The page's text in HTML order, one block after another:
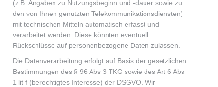
(z.B. Angaben zu Nutzungsbeginn und -dauer sowie zu
den von Ihnen genutzten Telekommunikationsdiensten)
mit technischen Mitteln automatisch erfasst und
verarbeitet werden. Diese könnten eventuell
Rückschlüsse auf personenbezogene Daten zulassen.
Die Datenverarbeitung erfolgt auf Basis der gesetzlichen
Bestimmungen des § 96 Abs 3 TKG sowie des Art 6 Abs
1 lit f (berechtigtes Interesse) der DSGVO. Wir